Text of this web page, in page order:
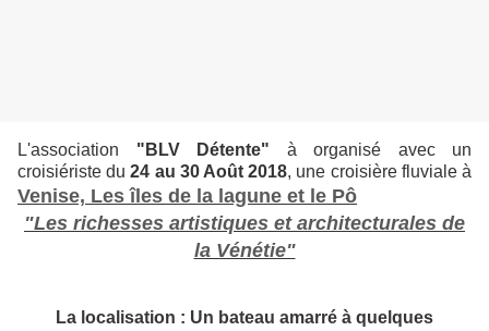
L'association "BLV Détente" à organisé avec un
croisiériste du24 au 30 Août 2018, une croisière fluviale à
Venise, Les îles de la lagune et le Pô
"Les richesses artistiques et architecturales de
la Vénétie"
La localisation : Un bateau amarré à quelques